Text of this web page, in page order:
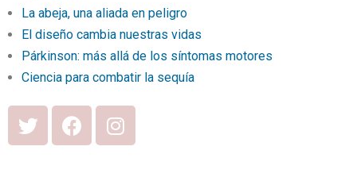
La abeja, una aliada en peligro
El diseño cambia nuestras vidas
Párkinson: más allá de los síntomas motores
Ciencia para combatir la sequía